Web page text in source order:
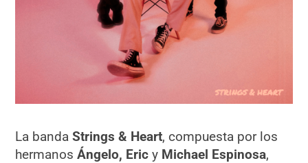
La bandaStrings & Heart, compuesta por los
hermanosÁngelo, Eric y Michael Espinosa,